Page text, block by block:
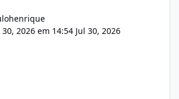
30, 2026 em 14:54 Jul 30, 2026